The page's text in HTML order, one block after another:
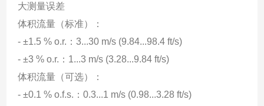
大测量误差
体积流量（标准）：
‐ ±1.5 % o.r.：3...30 m/s (9.84...98.4 ft/s)
‐ ±3 % o.r.：1...3 m/s (3.28...9.84 ft/s)
体积流量（可选）：
‐ ±0.1 % o.f.s.：0.3...1 m/s (0.98...3.28 ft/s)